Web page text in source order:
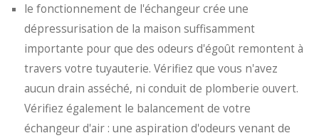
le fonctionnement de l'échangeur crée une
dépressurisation de la maison suffisamment
importante pour que des odeurs d'égoût remontent à
travers votre tuyauterie. Vérifiez que vous n'avez
aucun drain asséché, ni conduit de plomberie ouvert.
Vérifiez également le balancement de votre
échangeur d'air : une aspiration d'odeurs venant de